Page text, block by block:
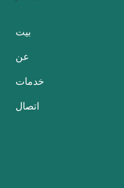
بيت
عن
خدمات
اتصال